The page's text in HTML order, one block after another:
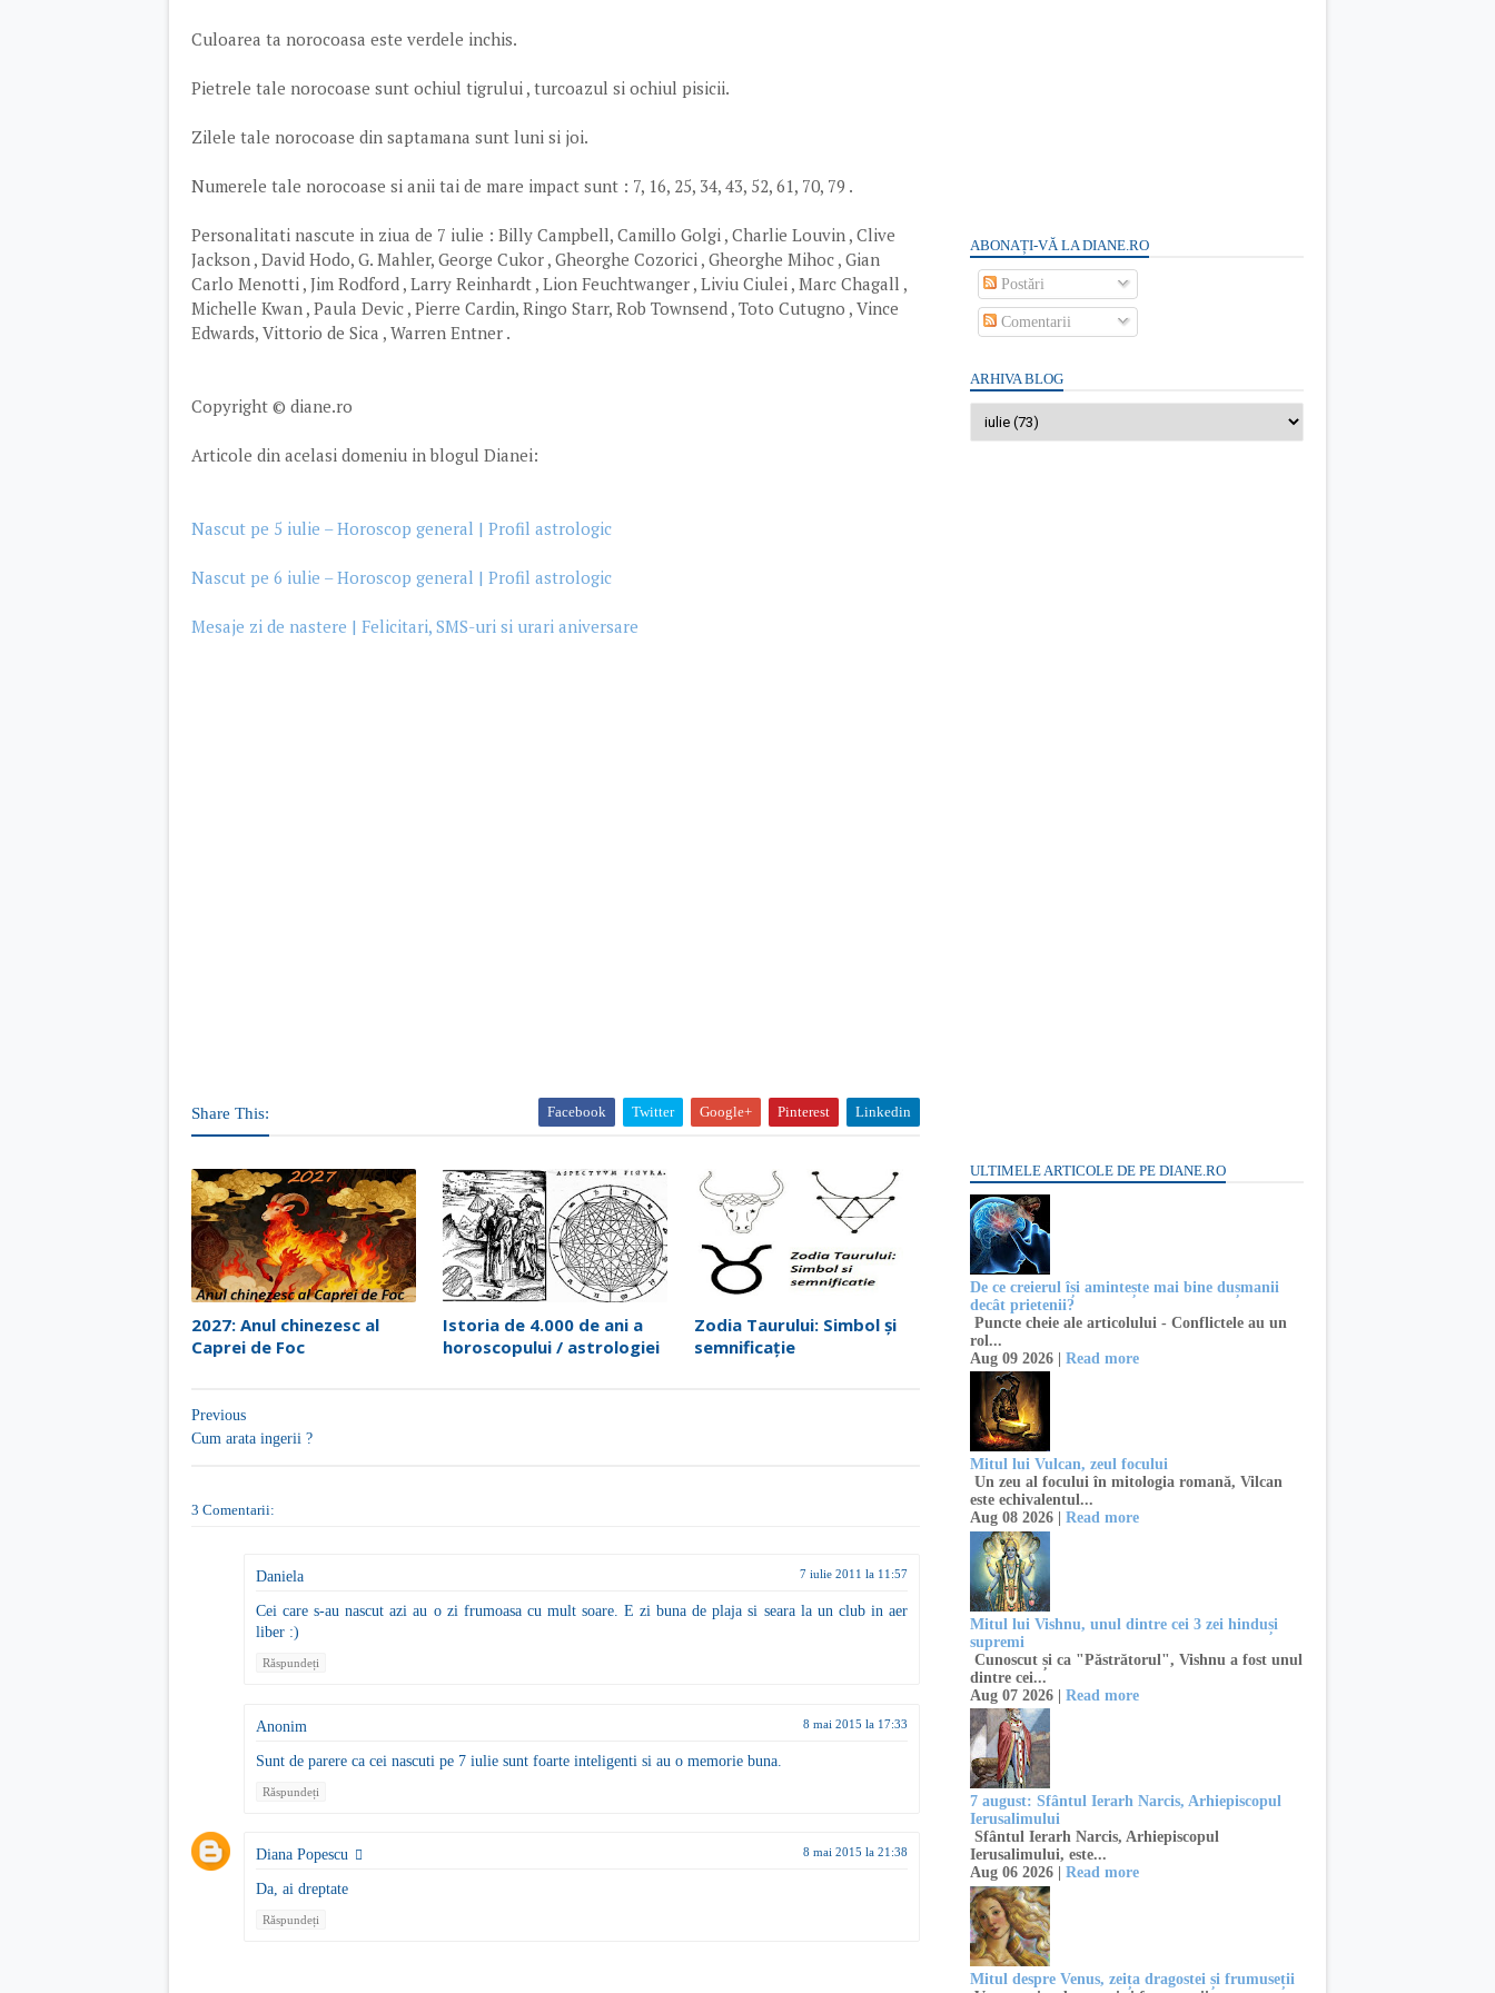
Culoarea ta norocoasa este verdele inchis.
Pietrele tale norocoase sunt ochiul tigrului , turcoazul si ochiul pisicii.
Zilele tale norocoase din saptamana sunt luni si joi.
Numerele tale norocoase si anii tai de mare impact sunt : 7, 16, 25, 34, 43, 52, 61, 70, 79 .
Personalitati nascute in ziua de 7 iulie : Billy Campbell, Camillo Golgi , Charlie Louvin , Clive
Jackson , David Hodo, G. Mahler, George Cukor , Gheorghe Cozorici , Gheorghe Mihoc , Gian
Carlo Menotti , Jim Rodford , Larry Reinhardt , Lion Feuchtwanger , Liviu Ciulei , Marc Chagall ,
Michelle Kwan , Paula Devic , Pierre Cardin, Ringo Starr, Rob Townsend , Toto Cutugno , Vince
Edwards, Vittorio de Sica , Warren Entner .
Copyright © diane.ro
Articole din acelasi domeniu in blogul Dianei:
Nascut pe 5 iulie – Horoscop general | Profil astrologic
Nascut pe 6 iulie – Horoscop general | Profil astrologic
Mesaje zi de nastere | Felicitari, SMS-uri si urari aniversare
Share This: Facebook Twitter Google+ Pinterest Linkedin
2027: Anul chinezesc al
Caprei de Foc
Istoria de 4.000 de ani a
horoscopului / astrologiei
Zodia Taurului: Simbol și
semnificație
Previous
Cum arata ingerii ?
3 Comentarii:
Daniela 7 iulie 2011 la 11:57
Cei care s-au nascut azi au o zi frumoasa cu mult soare. E zi buna de plaja si seara la un club in aer
liber :)
Răspundeți
Anonim 8 mai 2015 la 17:33
Sunt de parere ca cei nascuti pe 7 iulie sunt foarte inteligenti si au o memorie buna.
Răspundeți
Diana Popescu 8 mai 2015 la 21:38
Da, ai dreptate
Răspundeți
ABONAȚI-VĂ LA DIANE.RO
Postări
Comentarii
ARHIVA BLOG
ULTIMELE ARTICOLE DE PE DIANE.RO
De ce creierul își amintește mai bine dușmanii
decât prietenii?
Puncte cheie ale articolului - Conflictele au un
rol...
Aug 09 2026 | Read more
Mitul lui Vulcan, zeul focului
Un zeu al focului în mitologia romană, Vilcan
este echivalentul...
Aug 08 2026 | Read more
Mitul lui Vishnu, unul dintre cei 3 zei hinduși
supremi
Cunoscut și ca "Păstrătorul", Vishnu a fost unul
dintre cei...
Aug 07 2026 | Read more
7 august: Sfântul Ierarh Narcis, Arhiepiscopul
Ierusalimului
Sfântul Ierarh Narcis, Arhiepiscopul
Ierusalimului, este...
Aug 06 2026 | Read more
Mitul despre Venus, zeița dragostei și frumuseții